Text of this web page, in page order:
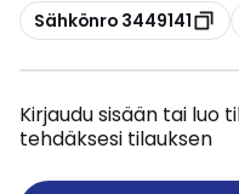
Kopioi
Sähkönro 3449141
Kirjaudu sisään tai luo
tehdäksesi tilauksen